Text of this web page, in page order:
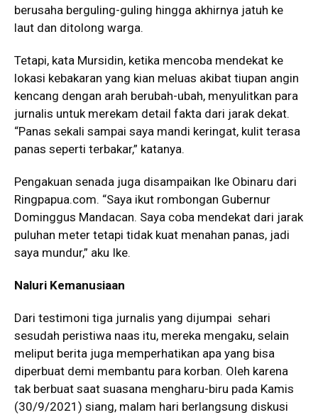
berusaha berguling-guling hingga akhirnya jatuh ke
laut dan ditolong warga.
Tetapi, kata Mursidin, ketika mencoba mendekat ke
lokasi kebakaran yang kian meluas akibat tiupan angin
kencang dengan arah berubah-ubah, menyulitkan para
jurnalis untuk merekam detail fakta dari jarak dekat.
“Panas sekali sampai saya mandi keringat, kulit terasa
panas seperti terbakar,” katanya.
Pengakuan senada juga disampaikan Ike Obinaru dari
Ringpapua.com. “Saya ikut rombongan Gubernur
Dominggus Mandacan. Saya coba mendekat dari jarak
puluhan meter tetapi tidak kuat menahan panas, jadi
saya mundur,” aku Ike.
Naluri Kemanusiaan
Dari testimoni tiga jurnalis yang dijumpai sehari
sesudah peristiwa naas itu, mereka mengaku, selain
meliput berita juga memperhatikan apa yang bisa
diperbuat demi membantu para korban. Oleh karena
tak berbuat saat suasana mengharu-biru pada Kamis
(30/9/2021) siang, malam hari berlangsung diskusi